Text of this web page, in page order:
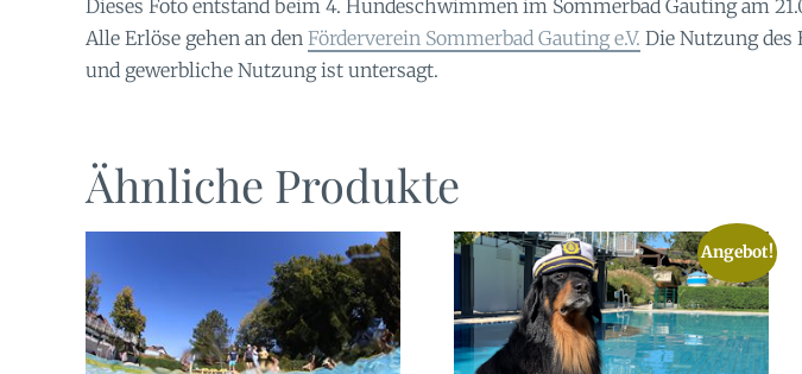
Dieses Foto entstand beim 4. Hundeschwimmen im Sommerbad Gauting am
Alle Erlöse gehen an den Förderverein Sommerbad Gauting e.V. Die Nutzung des
und gewerbliche Nutzung ist untersagt.
Ähnliche Produkte
Angebot!